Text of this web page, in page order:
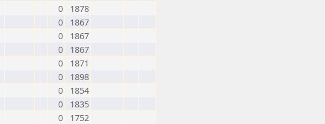
0
1878
0
1867
0
1867
0
1867
0
1871
0
1898
0
1854
0
1835
0
1752